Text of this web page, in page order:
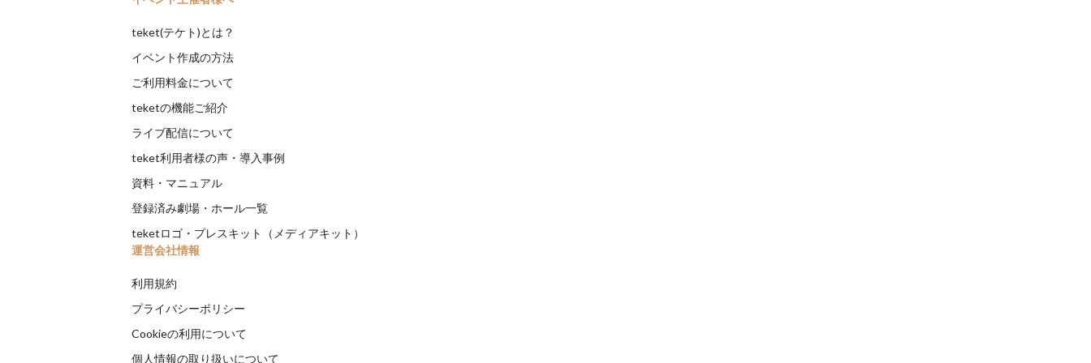
teket(テケト)とは？
イベント作成の方法
ご利用料金について
teketの機能ご紹介
ライブ配信について
teket利用者様の声・導入事例
資料・マニュアル
登録済み劇場・ホール一覧
teketロゴ・プレスキット（メディアキット）
運営会社情報
利用規約
プライバシーポリシー
Cookieの利用について
個人情報の取り扱いについて